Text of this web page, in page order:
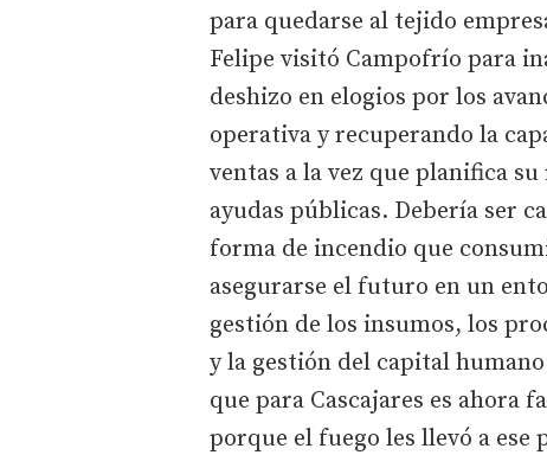
para quedarse al tejido
Felipe visitó Campofrío para
deshizo en elogios por los
operativa y recuperando la
ventas a la vez que planifica
ayudas públicas. Debería ser
forma de incendio que
asegurarse el futuro en un
gestión de los insumos, los
y la gestión del capital
que para Cascajares es ahora
porque el fuego les llevó a